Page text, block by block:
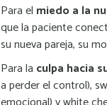
Para el miedo a la
que la paciente
su nueva pareja, su
Para la culpa hacia
a perder el control),